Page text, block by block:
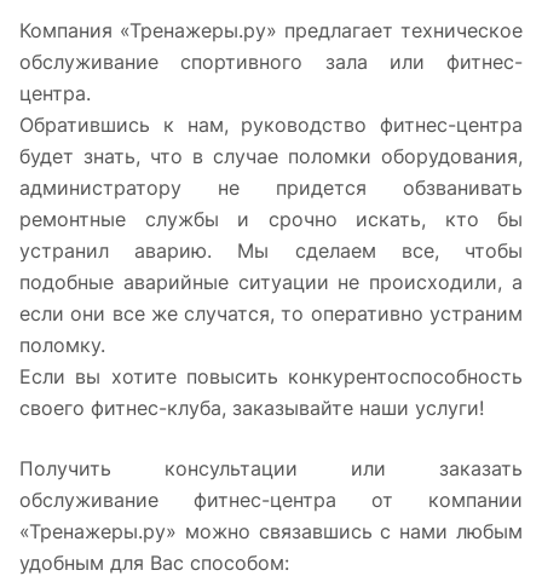
Компания «Тренажеры.ру» предлагает техническое
обслуживание спортивного зала или фитнес-
центра.
Обратившись к нам, руководство фитнес-центра
будет знать, что в случае поломки оборудования,
администратору не придется обзванивать
ремонтные службы и срочно искать, кто бы
устранил аварию. Мы сделаем все, чтобы
подобные аварийные ситуации не происходили, а
если они все же случатся, то оперативно устраним
поломку.
Если вы хотите повысить конкурентоспособность
своего фитнес-клуба, заказывайте наши услуги!
Получить консультации или заказать
обслуживание фитнес-центра от компании
«Тренажеры.ру» можно связавшись с нами любым
удобным для Вас способом: